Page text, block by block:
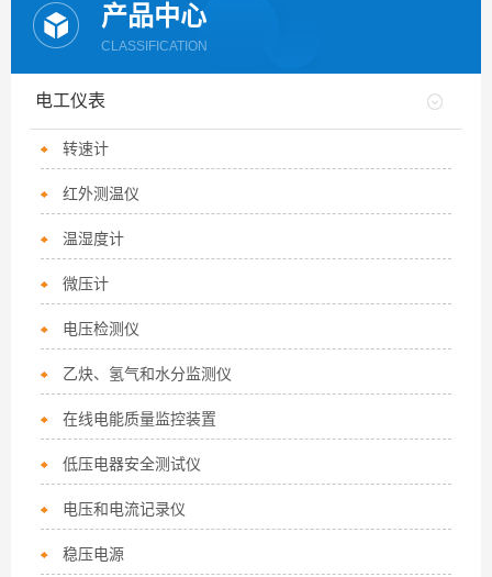
产品中心
CLASSIFICATION
电工仪表
转速计
红外测温仪
温湿度计
微压计
电压检测仪
乙炔、氢气和水分监测仪
在线电能质量监控装置
低压电器安全测试仪
电压和电流记录仪
稳压电源